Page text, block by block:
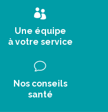
Une équipe
à votre service
Nos conseils
santé